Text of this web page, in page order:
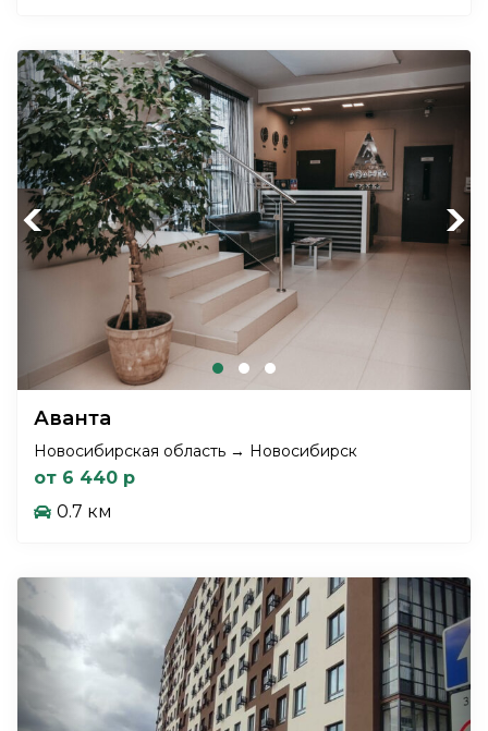
Previous Next
Аванта
Новосибирская область → Новосибирск
от 6 440 р
0.7 км